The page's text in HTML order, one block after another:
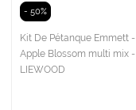
- 50%
Kit De Pétanque Emmett -
Apple Blossom multi mix -
LIEWOOD